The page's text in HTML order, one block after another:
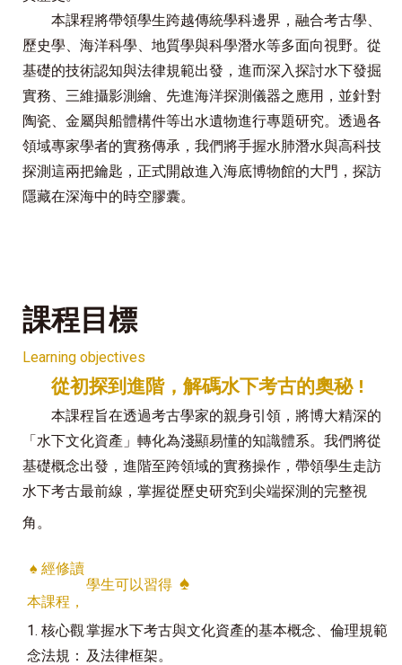
本課程將帶領學生跨越傳統學科邊界，融合考古學、
歷史學、海洋科學、地質學與科學潛水等多面向視野。從
基礎的技術認知與法律規範出發，進而深入探討水下發掘
實務、三維攝影測繪、先進海洋探測儀器之應用，並針對
陶瓷、金屬與船體構件等出水遺物進行專題研究。透過各
領域專家學者的實務傳承，我們將手握水肺潛水與高科技
探測這兩把鑰匙，正式開啟進入海底博物館的大門，探訪
隱藏在深海中的時空膠囊。
課程目標
Learning objectives
從初探到進階，解碼水下考古的奧秘 !
本課程旨在透過考古學家的親身引領，將博大精深的
「水下文化資產」轉化為淺顯易懂的知識體系。我們將從
基礎概念出發，進階至跨領域的實務操作，帶領學生走訪
水下考古最前線，掌握從歷史研究到尖端探測的完整視
角。
♠ 經修讀
本課程，
學生可以習得 ♠
1. 核心觀
念法規：
掌握水下考古與文化資產的基本概念、倫理規範
及法律框架。